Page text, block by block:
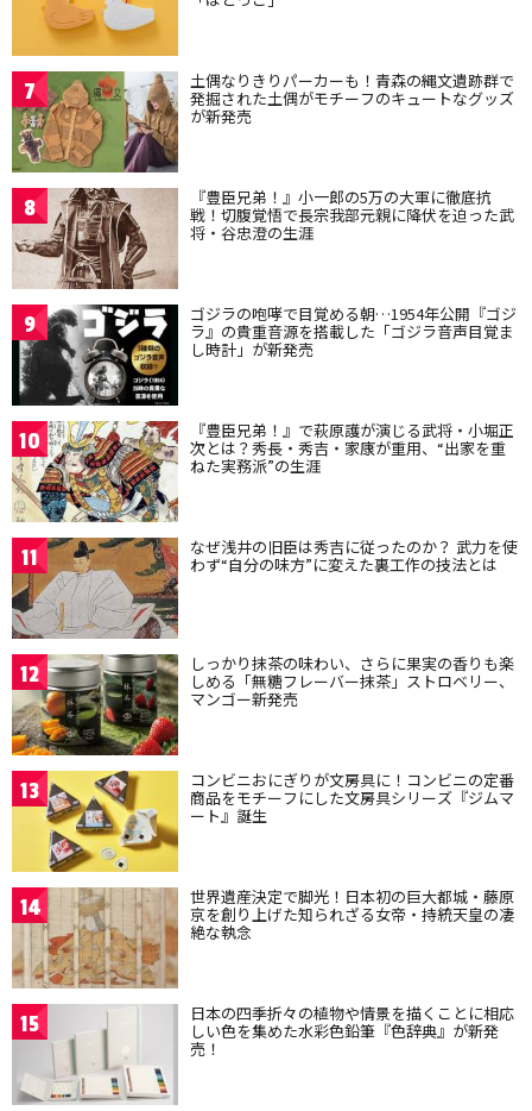
7 土偶なりきりパーカーも！青森の縄文遺跡群で
発掘された土偶がモチーフのキュートなグッズ
が新発売
8 『豊臣兄弟！』小一郎の5万の大軍に徹底抗
戦！切腹覚悟で長宗我部元親に降伏を迫った武
将・谷忠澄の生涯
9 ゴジラの咆哮で目覚める朝…1954年公開『ゴジ
ラ』の貴重音源を搭載した「ゴジラ音声目覚ま
し時計」が新発売
10 『豊臣兄弟！』で萩原護が演じる武将・小堀正
次とは？秀長・秀吉・家康が重用、“出家を重
ねた実務派”の生涯
11 なぜ浅井の旧臣は秀吉に従ったのか？ 武力を使
わず“自分の味方”に変えた裏工作の技法とは
12 しっかり抹茶の味わい、さらに果実の香りも楽
しめる「無糖フレーバー抹茶」ストロベリー、
マンゴー新発売
13 コンビニおにぎりが文房具に！コンビニの定番
商品をモチーフにした文房具シリーズ『ジムマ
ート』誕生
14 世界遺産決定で脚光！日本初の巨大都城・藤原
京を創り上げた知られざる女帝・持統天皇の凄
絶な執念
15 日本の四季折々の植物や情景を描くことに相応
しい色を集めた水彩色鉛筆『色辞典』が新発
売！